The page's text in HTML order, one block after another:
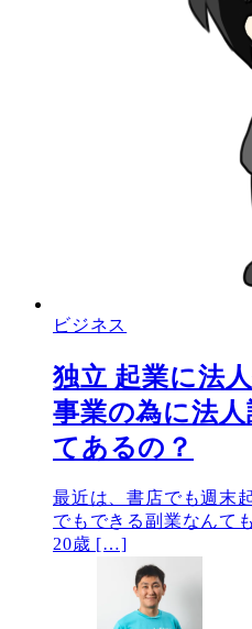
ビジネス
独立 起業に法
事業の為に法
てあるの？
最近は、書店でも週末
でもできる副業なんて
20歳 […]